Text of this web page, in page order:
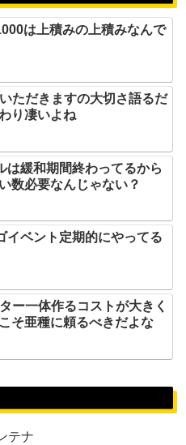
は上積みの上積みなんで
ただきますの大切さ語るだ
り凄いよね
は緩和期間終わってるから
数必要なんじゃない？
イベント定期的にやってる
ー一体作るコストが大きく
そ亜種に頼るべきだよな
テナ